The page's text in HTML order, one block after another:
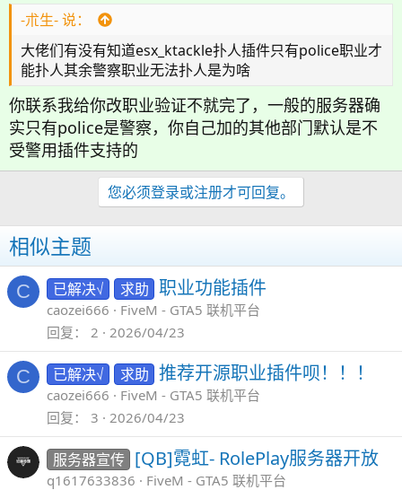
-朮生- 说：
大佬们有没有知道esx_ktackle扑人插件只有police职业才
能扑人其余警察职业无法扑人是为啥
你联系我给你改职业验证不就完了，一般的服务器确
实只有police是警察，你自己加的其他部门默认是不
受警用插件支持的
您必须登录或注册才可回复。
相似主题
C 已解决√ 求助 职业功能插件
caozei666
FiveM - GTA5 联机平台
回复
2 2026/04/23
C 已解决√ 求助 推荐开源职业插件呗！！！
caozei666
FiveM - GTA5 联机平台
回复
3 2026/04/23
服务器宣传 [QB]霓虹- RolePlay服务器开放
q1617633836
FiveM - GTA5 联机平台